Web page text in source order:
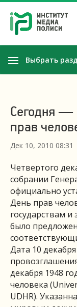
Выбрать
Cегодня
прав
Дек 10, 2010 08:31
Четвертого
собрании
официально
День прав
государствам
было
Дата 10
декабря 1948
человека
UDHR).